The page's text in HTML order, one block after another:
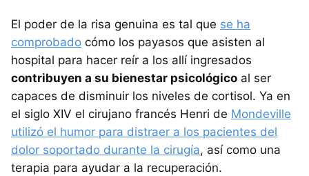
El poder de la risa genuina es tal que se ha
comprobado cómo los payasos que asisten al
hospital para hacer reír a los allí ingresados
contribuyen a su bienestar psicológico al ser
capaces de disminuir los niveles de cortisol. Ya en
el siglo XIV el cirujano francés Henri de Mondeville
utilizó el humor para distraer a los pacientes del
dolor soportado durante la cirugía, así como una
terapia para ayudar a la recuperación.